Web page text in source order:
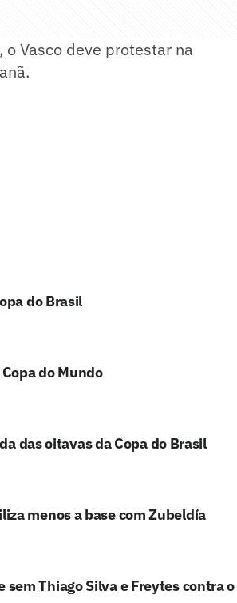
Vasco deve protestar na
do Brasil
do Mundo
das oitavas da Copa do Brasil
menos a base com Zubeldía
Thiago Silva e Freytes contra o